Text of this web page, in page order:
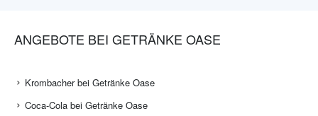
ANGEBOTE BEI GETRÄNKE OASE
Krombacher bei Getränke Oase
Coca-Cola bei Getränke Oase